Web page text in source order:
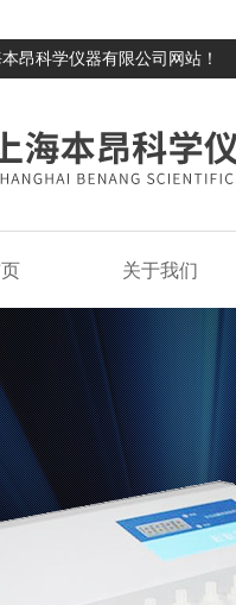
昂科学仪器有限公司网站！
关于我们